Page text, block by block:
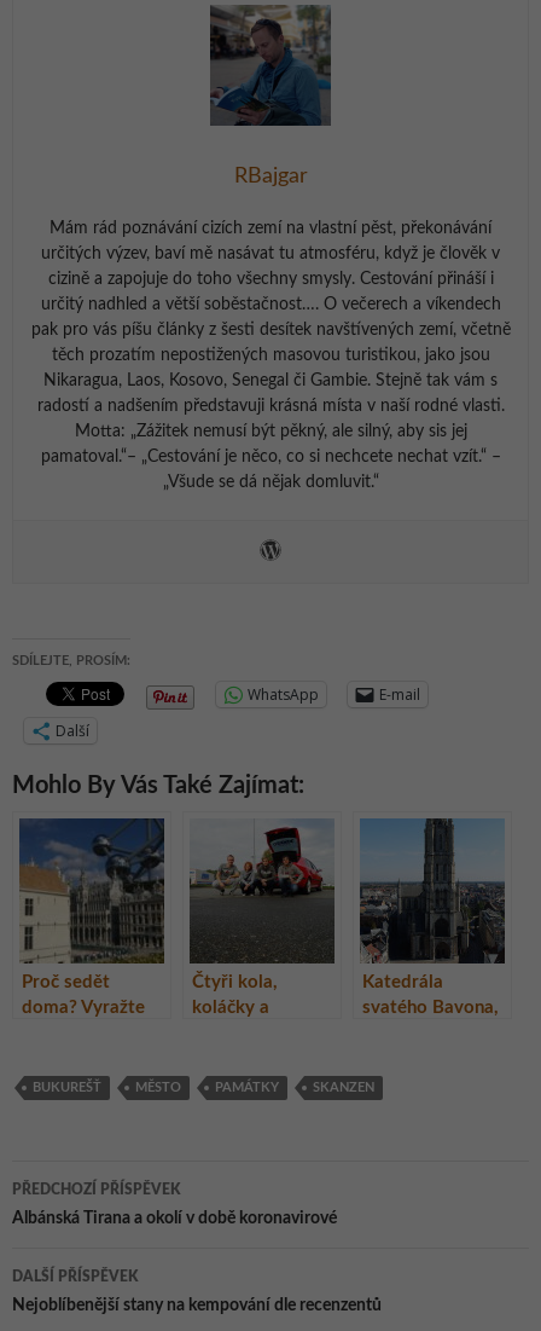
RBajgar
Mám rád poznávání cizích zemí na vlastní pěst, překonávání
určitých výzev, baví mě nasávat tu atmosféru, když je člověk v
cizině a zapojuje do toho všechny smysly. Cestování přináší i
určitý nadhled a větší soběstačnost…. O večerech a víkendech
pak pro vás píšu články z šesti desítek navštívených zemí, včetně
těch prozatím nepostižených masovou turistikou, jako jsou
Nikaragua, Laos, Kosovo, Senegal či Gambie. Stejně tak vám s
radostí a nadšením představuji krásná místa v naší rodné vlasti.
Motta: „Zážitek nemusí být pěkný, ale silný, aby sis jej
pamatoval.“– „Cestování je něco, co si nechcete nechat vzít.“ –
„Všude se dá nějak domluvit.“
SDÍLEJTE, PROSÍM:
WhatsApp
E-mail
Další
Mohlo By Vás Také Zajímat:
Proč sedět
doma? Vyražte
Čtyři kola,
koláčky a
víkend
Katedrála
svatého Bavona,
BUKUREŠŤ MĚSTO PAMÁTKY SKANZEN
Navigace
pro
příspěvky
PŘEDCHOZÍ PŘÍSPĚVEK
Albánská Tirana a okolí v době koronavirové
DALŠÍ PŘÍSPĚVEK
Nejoblíbenější stany na kempování dle recenzentů